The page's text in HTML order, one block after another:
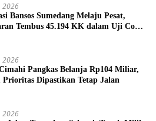
2026
Bansos Sumedang Melaju Pesat,
Tembus 45.194 KK dalam Uji Coba
2026
Pangkas Belanja Rp104 Miliar,
Prioritas Dipastikan Tetap Jalan
2026